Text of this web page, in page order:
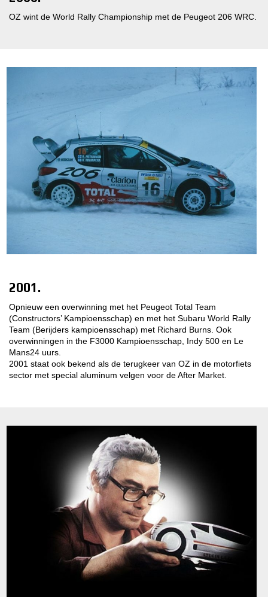
OZ wint de World Rally Championship met de Peugeot 206 WRC.
2001.
Opnieuw een overwinning met het Peugeot Total Team
(Constructors’ Kampioensschap) en met het Subaru World Rally
Team (Berijders kampioensschap) met Richard Burns. Ook
overwinningen in the F3000 Kampioensschap, Indy 500 en Le
Mans24 uurs.
2001 staat ook bekend als de terugkeer van OZ in de motorfiets
sector met special aluminum velgen voor de After Market.